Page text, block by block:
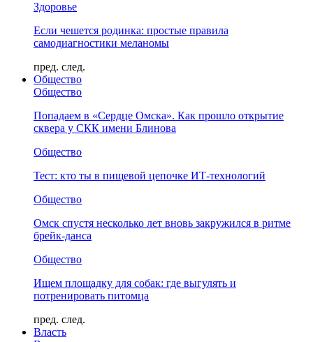
Здоровье
Если чешется родинка: простые правила
самодиагностики меланомы
пред. след.
Общество
Общество
Попадаем в «Сердце Омска». Как прошло открытие
сквера у СКК имени Блинова
Общество
Тест: кто ты в пищевой цепочке ИТ-технологий
Общество
Омск спустя несколько лет вновь закружился в ритме
брейк-данса
Общество
Ищем площадку для собак: где выгулять и
потренировать питомца
пред. след.
Власть